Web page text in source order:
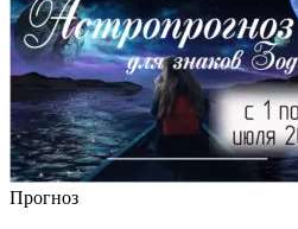
Прогноз